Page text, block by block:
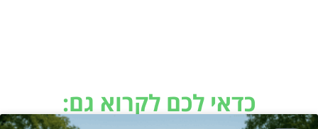
כדאי לכם לקרוא גם: